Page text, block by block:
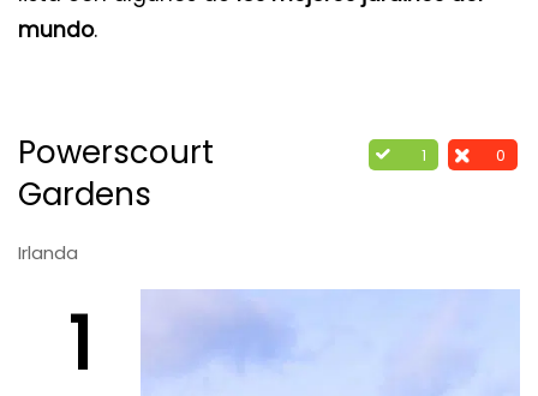
mundo.
1 0
Powerscourt
Gardens
Irlanda
1